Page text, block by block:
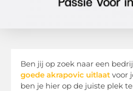
Ben jij op zoek naar een
goede akrapovic uitlaat voor
ben je hier op de juiste plek